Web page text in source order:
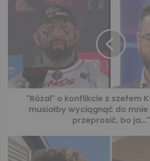
"Różal" o konflikcie z szefem
musiałby wyciągnąć do mnie
przeprosić, bo ja..."